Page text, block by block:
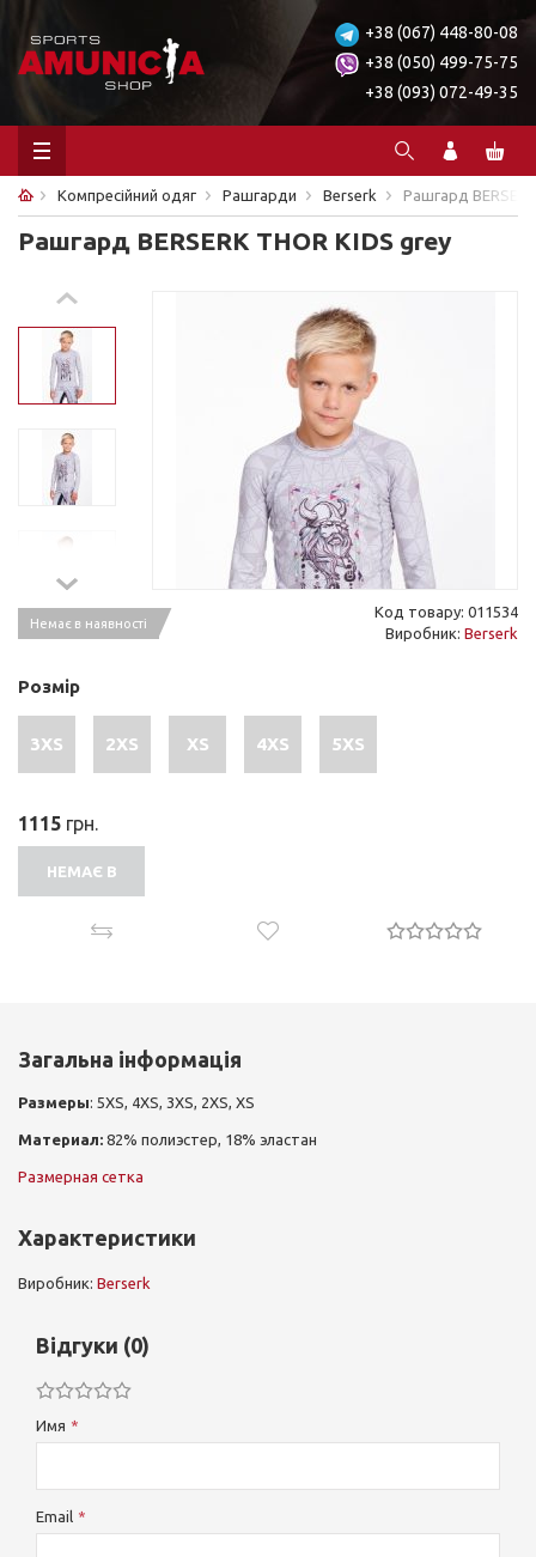
+38 (067) 448-80-08
+38 (050) 499-75-75
+38 (093) 072-49-35
Компресійний одяг Рашгарди Berserk Рашгард
Рашгард BERSERK THOR KIDS grey
Немає в наявності
Код товару: 011534
Виробник: Berserk
Розмір
3XS 2XS XS 4XS 5XS
1115 грн.
НЕМАЄ В
Загальна інформація
Размеры: 5XS, 4XS, 3XS, 2XS, XS
Материал: 82% полиэстер, 18% эластан
Размерная сетка
Характеристики
Виробник: Berserk
Відгуки (0)
Имя
Email